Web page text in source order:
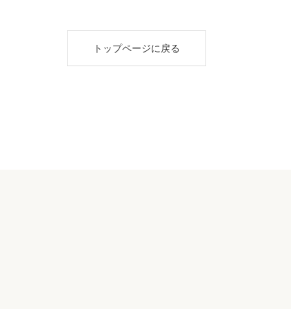
トップページに戻る